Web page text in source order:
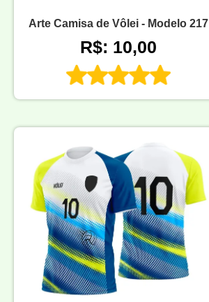
Arte Camisa de Vôlei - Modelo 217
R$: 10,00